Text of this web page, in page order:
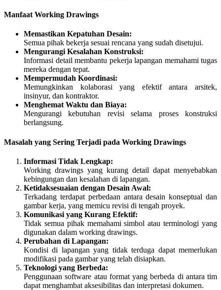
Manfaat Working Drawings
Memastikan Kepatuhan Desain:
Semua pihak bekerja sesuai rencana yang sudah disetujui.
Mengurangi Kesalahan Konstruksi:
Informasi detail membantu pekerja lapangan memahami tugas
mereka dengan tepat.
Mempermudah Koordinasi:
Memungkinkan kolaborasi yang efektif antara arsitek,
insinyur, dan kontraktor.
Menghemat Waktu dan Biaya:
Mengurangi kebutuhan revisi selama proses konstruksi
berlangsung.
Masalah yang Sering Terjadi pada Working Drawings
Informasi Tidak Lengkap:
Working drawings yang kurang detail dapat menyebabkan
kebingungan dan kesalahan di lapangan.
Ketidaksesuaian dengan Desain Awal:
Terkadang terdapat perbedaan antara desain konseptual dan
gambar kerja, yang memicu revisi di tengah proyek.
Komunikasi yang Kurang Efektif:
Tidak semua pihak memahami simbol atau terminologi yang
digunakan dalam working drawings.
Perubahan di Lapangan:
Kondisi di lapangan yang tidak terduga dapat memerlukan
modifikasi pada gambar yang telah disiapkan.
Teknologi yang Berbeda:
Penggunaan software atau format yang berbeda di antara tim
dapat menghambat aksesibilitas dan interpretasi dokumen.